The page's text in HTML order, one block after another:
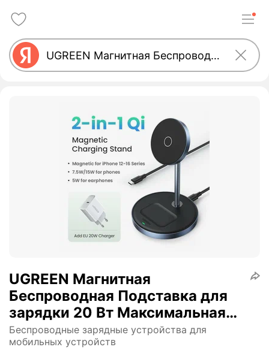
UGREEN Магнитная
Беспроводная Подставка для
зарядки 20 Вт Максимальная
мощность 2-в-1 зарядка
подставка для iPhone 14 Pro
Беспроводные зарядные устройства для
мобильных устройств